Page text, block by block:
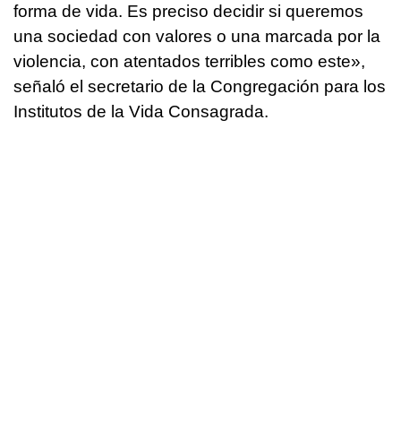
forma de vida. Es preciso decidir si queremos
una sociedad con valores o una marcada por la
violencia, con atentados terribles como este»,
señaló el secretario de la Congregación para los
Institutos de la Vida Consagrada.